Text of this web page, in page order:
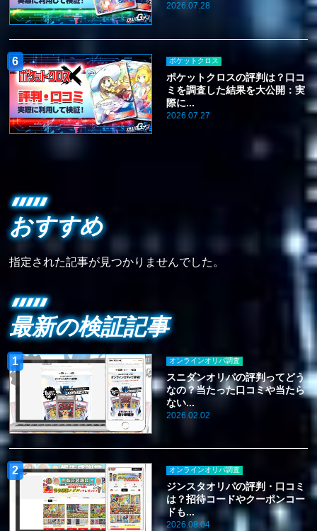
2026.07.28
ポケットクロス
ポケットクロスの評判は？口コ
ミを調査した結果を大公開：実
際に...
2026.07.27
おすすめ
指定された記事が見つかりませんでした。
最新の検証記事
オンラインオリパ調査
スニダンオリパの評判ってどう
なの？当たった口コミや当たら
ない...
2026.02.02
オンラインオリパ調査
ジンスタオリパの評判・口コミ
は？招待コードやクーポンコー
ドも...
2026.08.04